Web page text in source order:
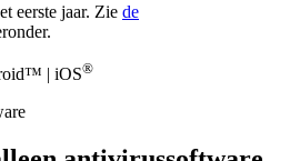
eerste jaar. Zie de
| iOS®